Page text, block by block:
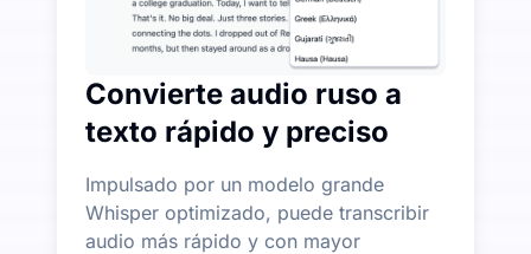
Convierte audio ruso a
texto rápido y preciso
Impulsado por un modelo grande
Whisper optimizado, puede transcribir
audio más rápido y con mayor